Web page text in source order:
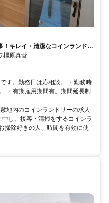
キレイ・清潔なコインランドリ
橿原真菅
す。勤務日は応相談。 ・勤務時
・有期雇用期間有。期間延長制
地内のコインランドリーの求人
し、接客・清掃をするコインラ
掃除好きの人、時間を有効に使